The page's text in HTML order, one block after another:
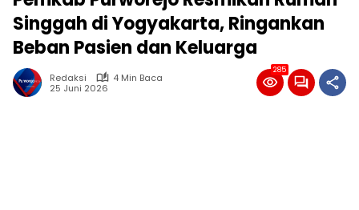
Singgah di Yogyakarta, Ringankan
Beban Pasien dan Keluarga
Redaksi
4 Min Baca
25 Juni 2026
285